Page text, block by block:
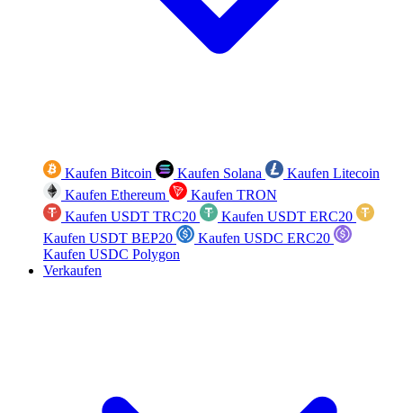
Kaufen Bitcoin Kaufen Solana
Kaufen Litecoin
Kaufen Ethereum
Kaufen TRON
Kaufen USDT TRC20
Kaufen USDT ERC20
Kaufen USDT BEP20
Kaufen USDC ERC20
Kaufen USDC Polygon
Verkaufen